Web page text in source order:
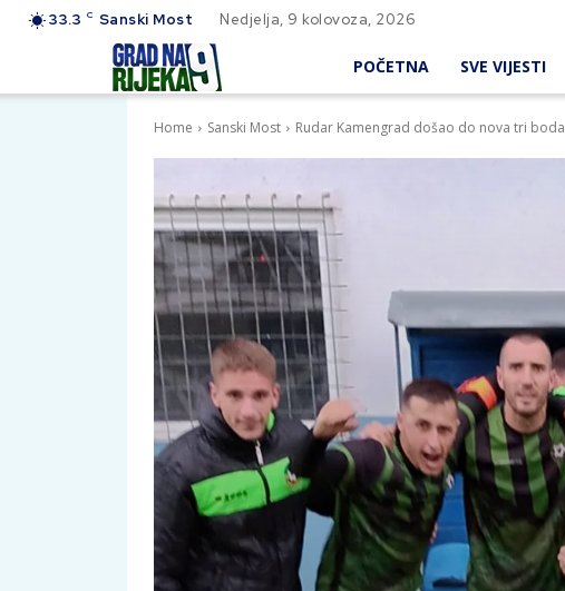
33.3 C Sanski Most Nedjelja, 9 kolovoza, 2026
POČETNA SVE VIJESTI
Home Sanski Most Rudar Kamengrad došao do nova tri boda